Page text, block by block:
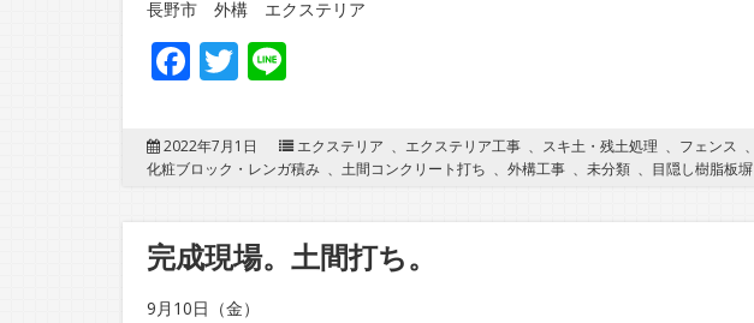
長野市 外構 エクステリア
Facebook
Twitter
2022年7月1日 エクステリア 、 エクステリア工事 、 スキ土・残土処理 、 フェンス 、
化粧ブロック・レンガ積み 、 土間コンクリート打ち 、 外構工事 、 未分類 、 目隠し樹脂板塀
完成現場。土間打ち。
9月10日（金）